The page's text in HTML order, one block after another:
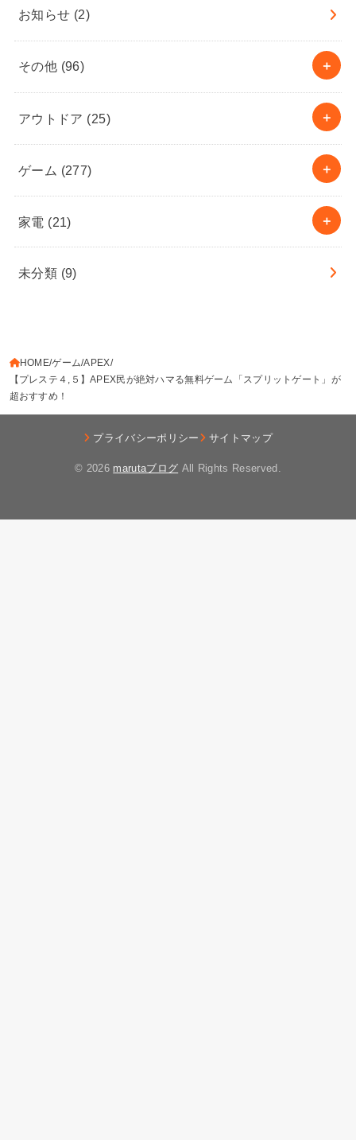
お知らせ (2)
その他 (96)
アウトドア (25)
ゲーム (277)
家電 (21)
未分類 (9)
HOME ゲーム APEX
【プレステ４,５】APEX民が絶対ハマる無料ゲーム「スプリットゲート」が
超おすすめ！
プライバシーポリシー サイトマップ
© 2026 marutaブログ All Rights Reserved.